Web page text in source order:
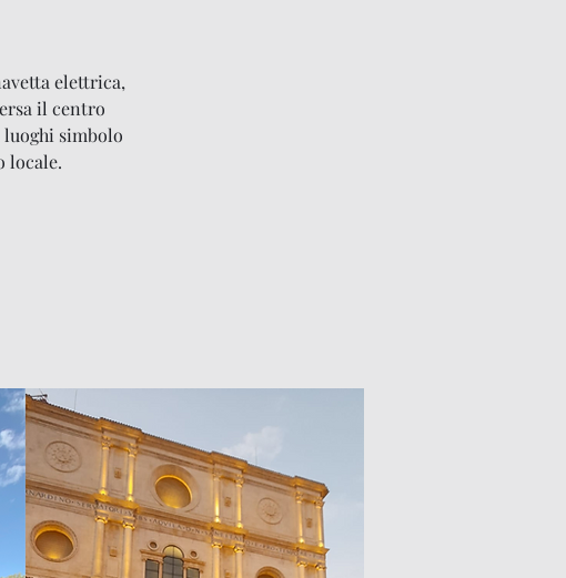
elettrica,
il centro
luoghi simbolo
locale.